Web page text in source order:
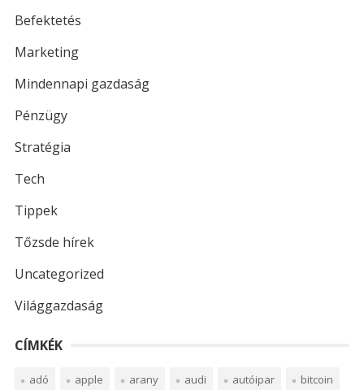
Befektetés
Marketing
Mindennapi gazdaság
Pénzügy
Stratégia
Tech
Tippek
Tőzsde hírek
Uncategorized
Világgazdaság
CÍMKÉK
adó apple arany audi autóipar bitcoin